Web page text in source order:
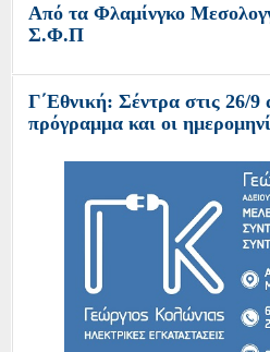
Από τα Φλαμίνγκο
Σ.Φ.Π
Γ΄Εθνική: Σέντρα στις 26/9
πρόγραμμα και οι